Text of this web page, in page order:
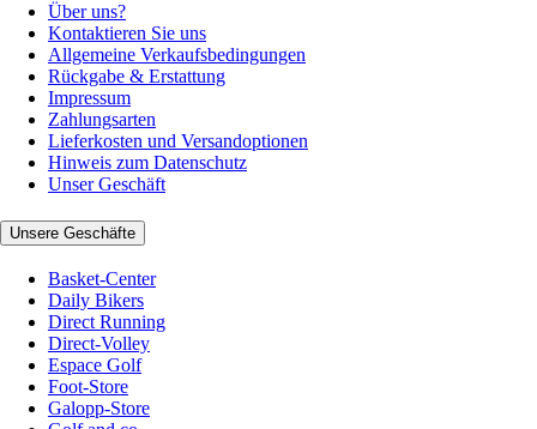
Über uns?
Kontaktieren Sie uns
Allgemeine Verkaufsbedingungen
Rückgabe & Erstattung
Impressum
Zahlungsarten
Lieferkosten und Versandoptionen
Hinweis zum Datenschutz
Unser Geschäft
Unsere Geschäfte
Basket-Center
Daily Bikers
Direct Running
Direct-Volley
Espace Golf
Foot-Store
Galopp-Store